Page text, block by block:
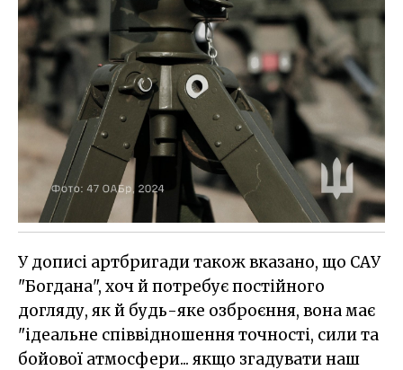
У дописі артбригади також вказано, що САУ
"Богдана", хоч й потребує постійного
догляду, як й будь-яке озброєння, вона має
"ідеальне співвідношення точності, сили та
бойової атмосфери... якщо згадувати наш